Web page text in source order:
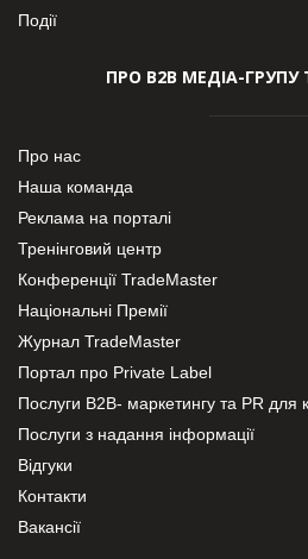
Події
ПРО В2В МЕДІА-ГРУПУ
Про нас
Наша команда
Реклама на порталі
Тренінговий центр
Конференції TradeMaster
Національні Премії
Журнал TradeMaster
Портал про Private Label
Послуги В2В- маркетингу та PR для
Послуги з надання інформації
Відгуки
Контакти
Вакансії